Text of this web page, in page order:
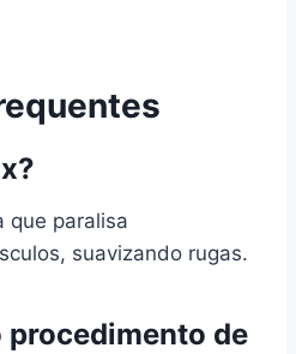
que paralisa
suavizando rugas.
procedimento de